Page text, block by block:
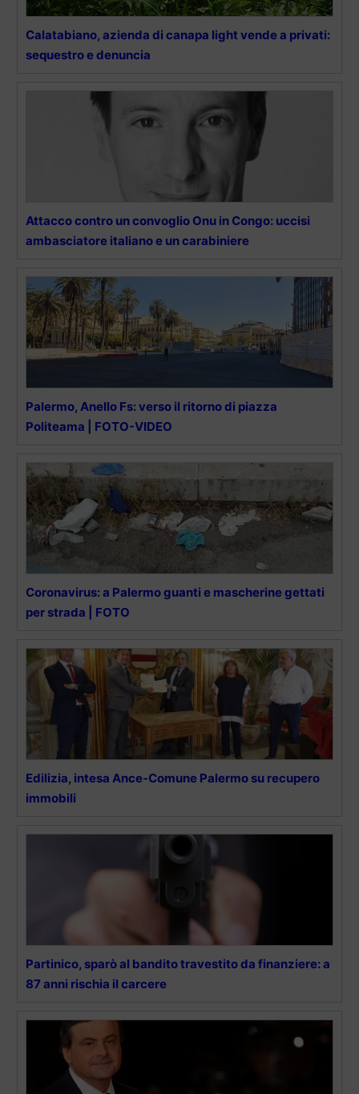
Calatabiano, azienda di canapa light vende a privati:
sequestro e denuncia
Attacco contro un convoglio Onu in Congo: uccisi
ambasciatore italiano e un carabiniere
Palermo, Anello Fs: verso il ritorno di piazza
Politeama | FOTO-VIDEO
Coronavirus: a Palermo guanti e mascherine gettati
per strada | FOTO
Edilizia, intesa Ance-Comune Palermo su recupero
immobili
Partinico, sparò al bandito travestito da finanziere: a
87 anni rischia il carcere